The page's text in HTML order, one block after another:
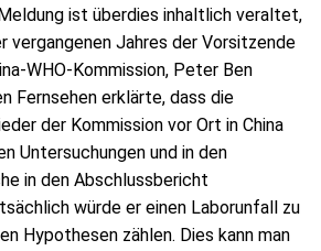
ist überdies inhaltlich veraltet,
vergangenen Jahres der Vorsitzende
WHO-Kommission, Peter Ben
Fernsehen erklärte, dass die
der Kommission vor Ort in China
Untersuchungen und in den
in den Abschlussbericht
würde er einen Laborunfall zu
Hypothesen zählen. Dies kann man